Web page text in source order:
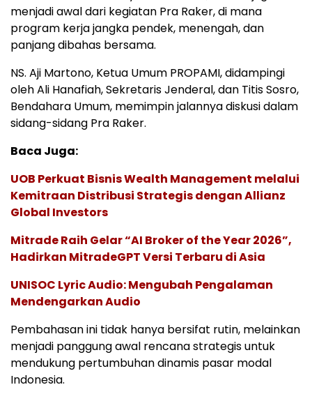
menjadi awal dari kegiatan Pra Raker, di mana
program kerja jangka pendek, menengah, dan
panjang dibahas bersama.
NS. Aji Martono, Ketua Umum PROPAMI, didampingi
oleh Ali Hanafiah, Sekretaris Jenderal, dan Titis Sosro,
Bendahara Umum, memimpin jalannya diskusi dalam
sidang-sidang Pra Raker.
Baca Juga:
UOB Perkuat Bisnis Wealth Management melalui
Kemitraan Distribusi Strategis dengan Allianz
Global Investors
Mitrade Raih Gelar “AI Broker of the Year 2026”,
Hadirkan MitradeGPT Versi Terbaru di Asia
UNISOC Lyric Audio: Mengubah Pengalaman
Mendengarkan Audio
Pembahasan ini tidak hanya bersifat rutin, melainkan
menjadi panggung awal rencana strategis untuk
mendukung pertumbuhan dinamis pasar modal
Indonesia.